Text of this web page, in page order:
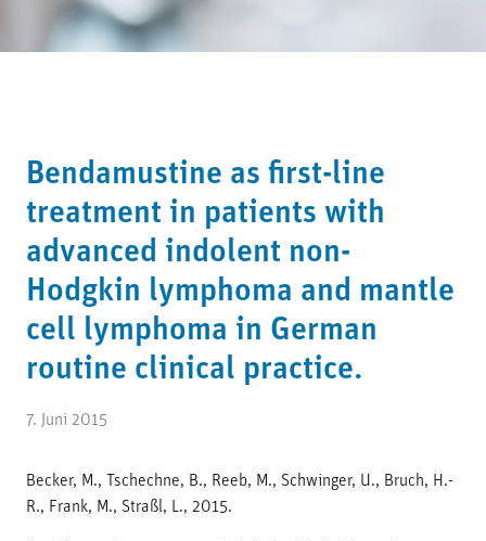
Bendamustine as first-line
treatment in patients with
advanced indolent non-
Hodgkin lymphoma and mantle
cell lymphoma in German
routine clinical practice.
7. Juni 2015
Becker, M., Tschechne, B., Reeb, M., Schwinger, U., Bruch, H.-
R., Frank, M., Straßl, L., 2015.